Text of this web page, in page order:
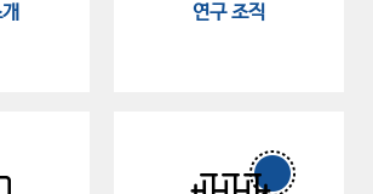
연구 조직